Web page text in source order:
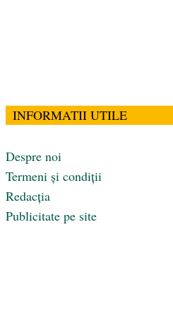
INFORMATII UTILE
Despre noi
Termeni și condiții
Redacția
Publicitate pe site